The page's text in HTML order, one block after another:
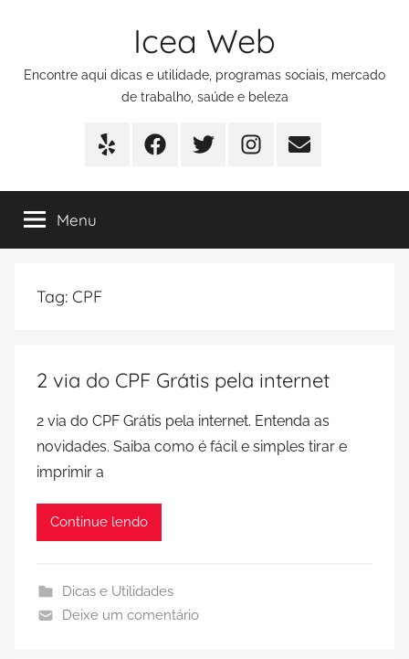
Icea Web
Encontre aqui dicas e utilidade, programas sociais, mercado
de trabalho, saúde e beleza
Yelp FacebookTwitter Instagram
E-
Menu
Tag: CPF
2 via do CPF Grátis pela internet
2 via do CPF Grátis pela internet. Entenda as
novidades. Saiba como é fácil e simples tirar e
imprimir a
Continue lendo
Dicas e Utilidades
Deixe um comentário